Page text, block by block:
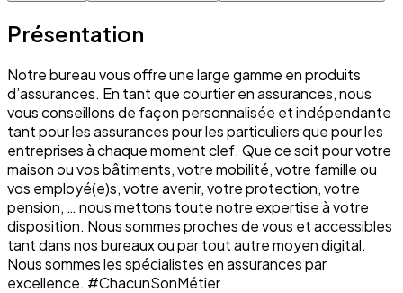
Présentation
Notre bureau vous offre une large gamme en produits
d’assurances. En tant que courtier en assurances, nous
vous conseillons de façon personnalisée et indépendante
tant pour les assurances pour les particuliers que pour les
entreprises à chaque moment clef. Que ce soit pour votre
maison ou vos bâtiments, votre mobilité, votre famille ou
vos employé(e)s, votre avenir, votre protection, votre
pension, … nous mettons toute notre expertise à votre
disposition. Nous sommes proches de vous et accessibles
tant dans nos bureaux ou par tout autre moyen digital.
Nous sommes les spécialistes en assurances par
excellence. #ChacunSonMétier